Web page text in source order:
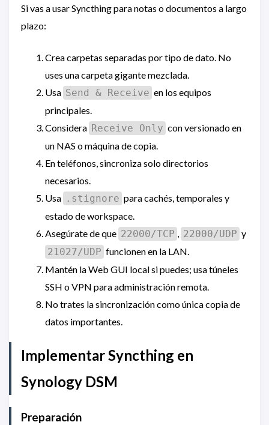
Si vas a usar Syncthing para notas o documentos a largo
plazo:
Crea carpetas separadas por tipo de dato. No
uses una carpeta gigante mezclada.
Usa Send & Receive en los equipos
principales.
Considera Receive Only con versionado en
un NAS o máquina de copia.
En teléfonos, sincroniza solo directorios
necesarios.
Usa .stignore para cachés, temporales y
estado de workspace.
Asegúrate de que 22000/TCP , 22000/UDP y
21027/UDP funcionen en la LAN.
Mantén la Web GUI local si puedes; usa túneles
SSH o VPN para administración remota.
No trates la sincronización como única copia de
datos importantes.
Implementar Syncthing en
Synology DSM
Preparación